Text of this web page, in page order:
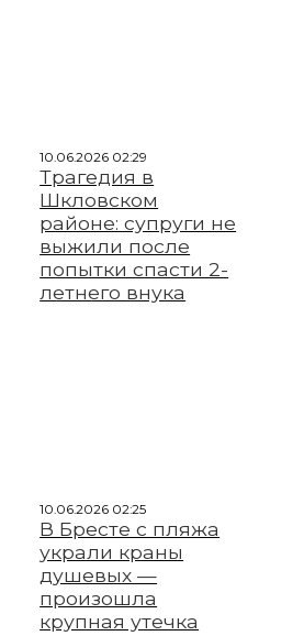
10.06.2026 02:29
Трагедия в
Шкловском
районе: супруги не
выжили после
попытки спасти 2-
летнего внука
10.06.2026 02:25
В Бресте с пляжа
украли краны
душевых —
произошла
крупная утечка